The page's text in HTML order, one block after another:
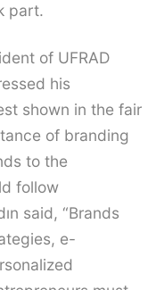
part.
of UFRAD
his
shown in the fair
of branding
to the
follow
said, “Brands
e-